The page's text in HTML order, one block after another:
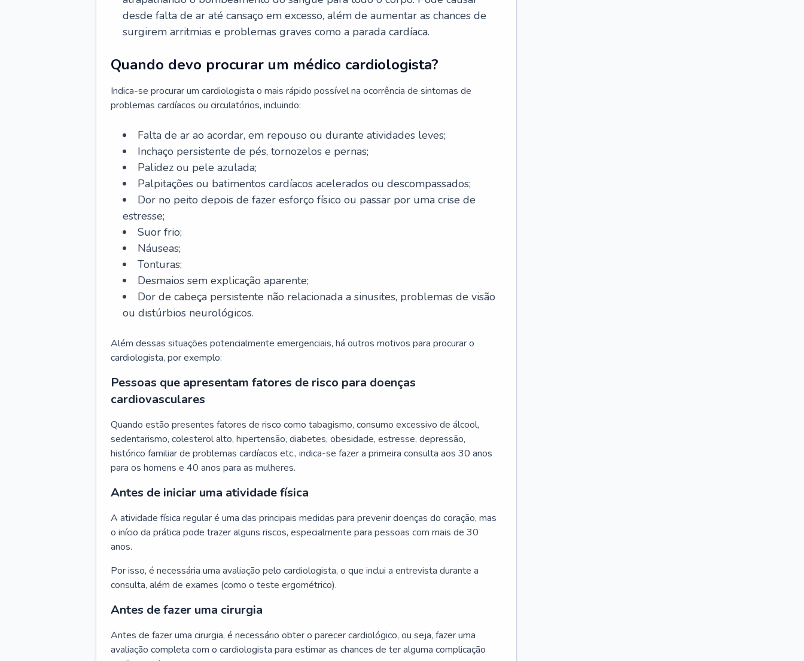
desde falta de ar até cansaço em excesso, além de aumentar as chances de
surgirem arritmias e problemas graves como a parada cardíaca.
Quando devo procurar um médico cardiologista?
Indica-se procurar um cardiologista o mais rápido possível na ocorrência de sintomas de
problemas cardíacos ou circulatórios, incluindo:
Falta de ar ao acordar, em repouso ou durante atividades leves;
Inchaço persistente de pés, tornozelos e pernas;
Palidez ou pele azulada;
Palpitações ou batimentos cardíacos acelerados ou descompassados;
Dor no peito depois de fazer esforço físico ou passar por uma crise de
estresse;
Suor frio;
Náuseas;
Tonturas;
Desmaios sem explicação aparente;
Dor de cabeça persistente não relacionada a sinusites, problemas de visão
ou distúrbios neurológicos.
Além dessas situações potencialmente emergenciais, há outros motivos para procurar o
cardiologista, por exemplo:
Pessoas que apresentam fatores de risco para doenças
cardiovasculares
Quando estão presentes fatores de risco como tabagismo, consumo excessivo de álcool,
sedentarismo, colesterol alto, hipertensão, diabetes, obesidade, estresse, depressão,
histórico familiar de problemas cardíacos etc., indica-se fazer a primeira consulta aos 30 anos
para os homens e 40 anos para as mulheres.
Antes de iniciar uma atividade física
A atividade física regular é uma das principais medidas para prevenir doenças do coração, mas
o início da prática pode trazer alguns riscos, especialmente para pessoas com mais de 30
anos.
Por isso, é necessária uma avaliação pelo cardiologista, o que inclui a entrevista durante a
consulta, além de exames (como o teste ergométrico).
Antes de fazer uma cirurgia
Antes de fazer uma cirurgia, é necessário obter o parecer cardiológico, ou seja, fazer uma
avaliação completa com o cardiologista para estimar as chances de ter alguma complicação